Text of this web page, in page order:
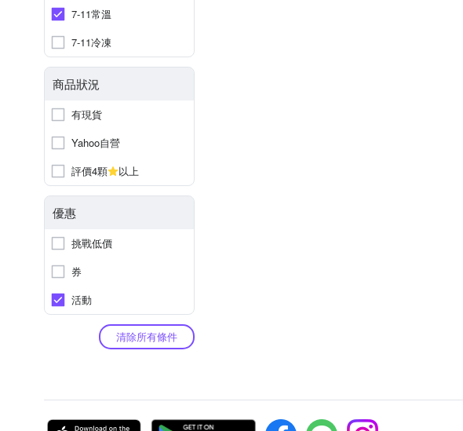
7-11常溫
7-11冷凍
商品狀況
有現貨
Yahoo自營
評價4顆
以上
優惠
挑戰低價
券
活動
清除所有條件